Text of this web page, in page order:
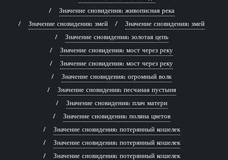
Значение сновидения: живописная река
Значение сновидения: змей
Значение сновидения: змей
Значение сновидения: золотая цепь
Значение сновидения: мост через реку
Значение сновидения: мост через реку
Значение сновидения: огромный волк
Значение сновидения: песчаная пустыня
Значение сновидения: плач матери
Значение сновидения: поляна цветов
Значение сновидения: потерянный кошелек
Значение сновидения: потерянный кошелек
Значение сновидения: потерянный кошелек